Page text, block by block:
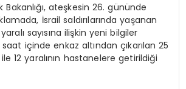
Bakanlığı, ateşkesin 26. gününde
İsrail saldırılarında yaşanan
sayısına ilişkin yeni bilgiler
içinde enkaz altından çıkarılan 25
12 yaralının hastanelere getirildiği